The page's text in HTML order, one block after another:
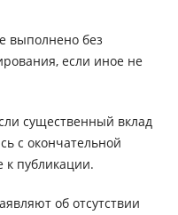
выполнено без
если иное не
существенный вклад
с окончательной
к публикации.
об отсутствии